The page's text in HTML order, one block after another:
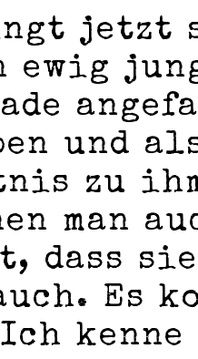
jetzt
ewig
und
zu
man
dass
Es
kenne